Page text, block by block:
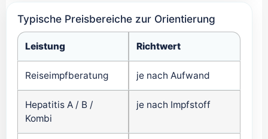
Typische Preisbereiche zur Orientierung
Leistung Richtwert
Reiseimpfberatung je nach Aufwand
Hepatitis A / B /
Kombi
je nach Impfstoff